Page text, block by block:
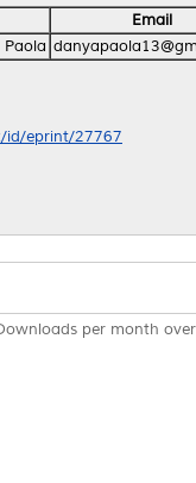
Email
Paola
id/eprint/27767
per month